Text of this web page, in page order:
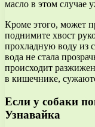
масло в этом случае
Кроме этого, может
поднимите хвост
прохладную воду из
вода не стала
происходит
в кишечнике,
Если у собаки
Узнавайка